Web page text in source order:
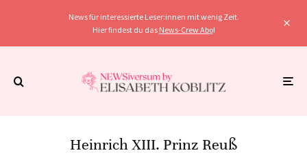
News für interessierte Leser:innen mit wenig Zeit.
Hier findest du das News-Crew Abo!
Heinrich XIII. Prinz Reuß